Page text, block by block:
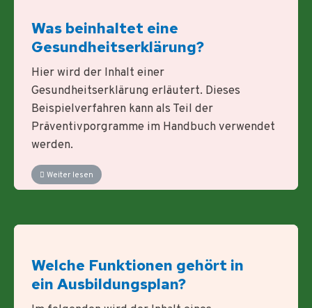
Was beinhaltet eine
Gesundheitserklärung?
Hier wird der Inhalt einer
Gesundheitserklärung erläutert. Dieses
Beispielverfahren kann als Teil der
Präventivporgramme im Handbuch verwendet
werden.
Weiter lesen
Welche Funktionen gehört in
ein Ausbildungsplan?